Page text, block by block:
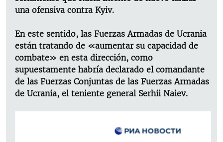
una ofensiva contra Kyiv.
En este sentido, las Fuerzas Armadas de Ucrania
están tratando de «aumentar su capacidad de
combate» en esta dirección, como
supuestamente habría declarado el comandante
de las Fuerzas Conjuntas de las Fuerzas Armadas
de Ucrania, el teniente general Serhii Naiev.